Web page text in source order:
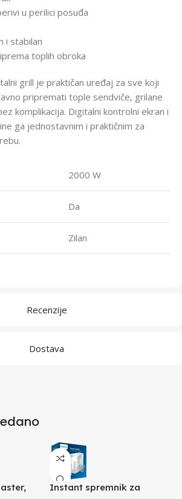
Recenzije
Dostava
u perilici posuđa
i stabilan
toplih obroka
grill je praktičan uređaj za sve koji
pripremati tople sendviče, grilane
komplikacija. Digitalni kontrolni ekran i
ga jednostavnim i praktičnim za
2000 W
Da
Zilan
Instant spremnik za